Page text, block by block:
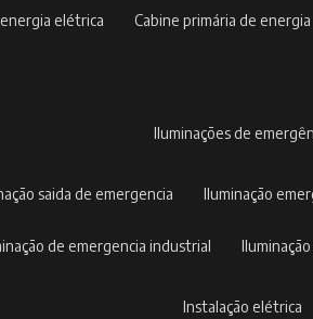
energia elétrica cabine primária de energia
iluminações de
saida de emergencia iluminação
de emergencia industrial
instalação elétrica